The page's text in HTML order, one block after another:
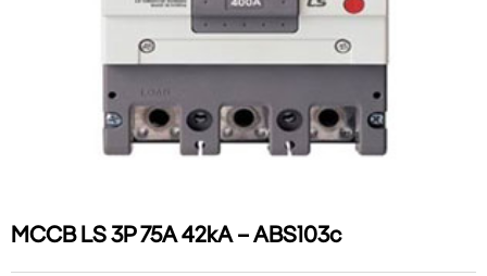
MCCB LS 3P 75A 42kA – ABS103c